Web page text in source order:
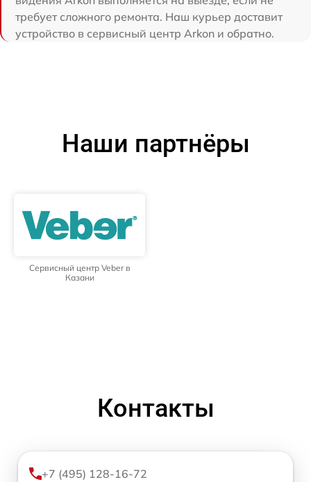
требует сложного ремонта. Наш курьер доставит
устройство в сервисный центр Arkon и обратно.
Наши партнёры
Сервисный центр Veber в
Казани
Контакты
+7 (495) 128-16-72